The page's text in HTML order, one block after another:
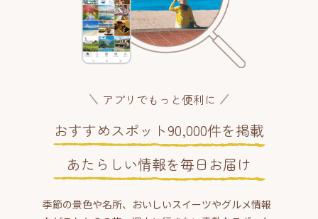
アプリでもっと便利に
おすすめスポット90,000件を掲載
あたらしい情報を毎日お届け
季節の景色や名所、おいしいスイーツやグルメ情報